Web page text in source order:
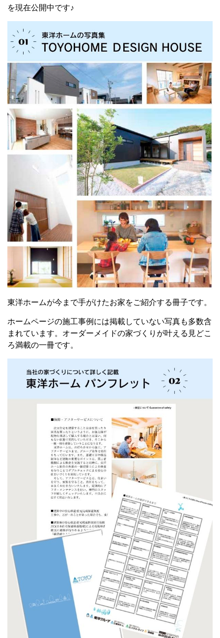
を現在公開中です♪
東洋ホームが今まで手がけたお家をご紹介する冊子です。
ホームページの施工事例には掲載していない写真も多数含
まれています。 オーダーメイドの家づくりが叶える 見どこ
ろ満載の一冊です。